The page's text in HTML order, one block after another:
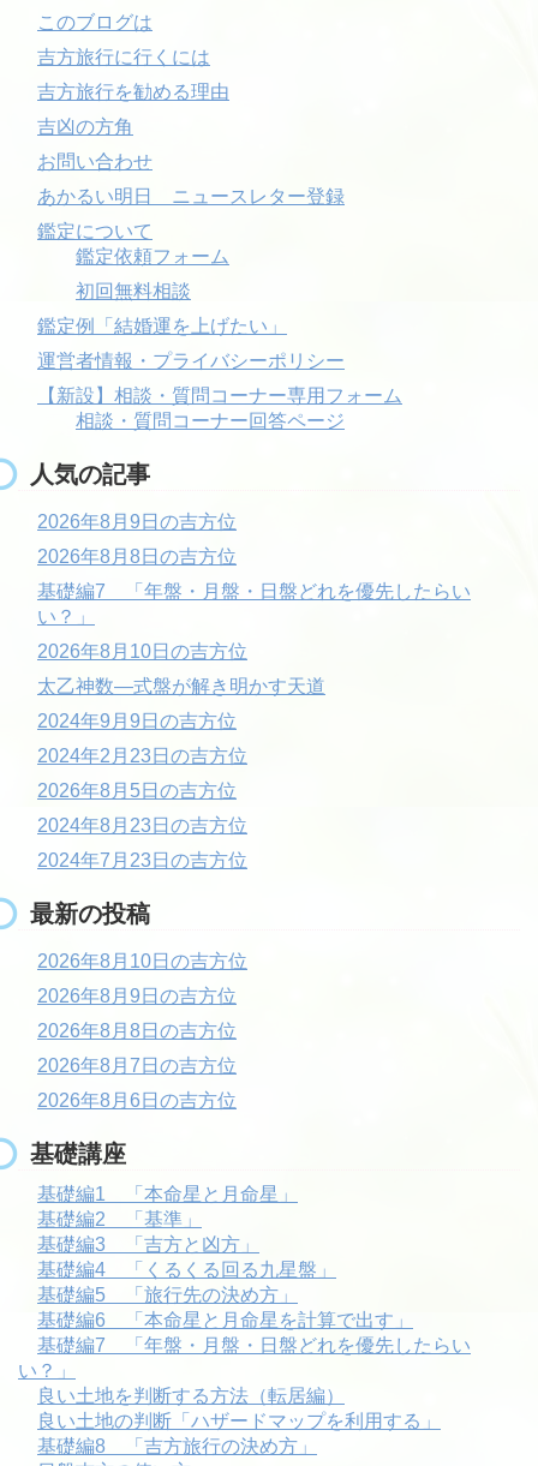
このブログは
吉方旅行に行くには
吉方旅行を勧める理由
吉凶の方角
お問い合わせ
あかるい明日 ニュースレター登録
鑑定について
鑑定依頼フォーム
初回無料相談
鑑定例「結婚運を上げたい」
運営者情報・プライバシーポリシー
【新設】相談・質問コーナー専用フォーム
相談・質問コーナー回答ページ
人気の記事
2026年8月9日の吉方位
2026年8月8日の吉方位
基礎編7 「年盤・月盤・日盤どれを優先したらい
い？」
2026年8月10日の吉方位
太乙神数―式盤が解き明かす天道
2024年9月9日の吉方位
2024年2月23日の吉方位
2026年8月5日の吉方位
2024年8月23日の吉方位
2024年7月23日の吉方位
最新の投稿
2026年8月10日の吉方位
2026年8月9日の吉方位
2026年8月8日の吉方位
2026年8月7日の吉方位
2026年8月6日の吉方位
基礎講座
基礎編1 「本命星と月命星」
基礎編2 「基準」
基礎編3 「吉方と凶方」
基礎編4 「くるくる回る九星盤」
基礎編5 「旅行先の決め方」
基礎編6 「本命星と月命星を計算で出す」
基礎編7 「年盤・月盤・日盤どれを優先したらい
い？」
良い土地を判断する方法（転居編）
良い土地の判断「ハザードマップを利用する」
基礎編8 「吉方旅行の決め方」